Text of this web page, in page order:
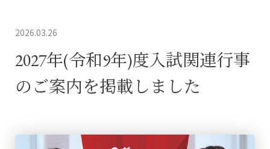
2026.03.26
2027年(令和9年)度入試関連行事
のご案内を掲載しました